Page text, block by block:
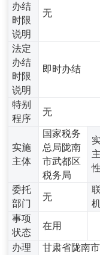
办结
时限
说明
无
法定
办结
时限
说明
即时办结
特别
程序
无
实施
主体
国家税务
总局陇南
市武都区
税务局
委托
部门
无
事项
状态
在用
办理
甘肃省陇南